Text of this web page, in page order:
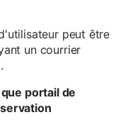
peut être
un courrier
portail de